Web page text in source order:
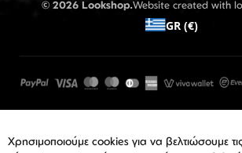
© 2026 Lookshop.Website created with
GR (€)
Χρησιμοποιούμε cookies για να βελτιώσουμε